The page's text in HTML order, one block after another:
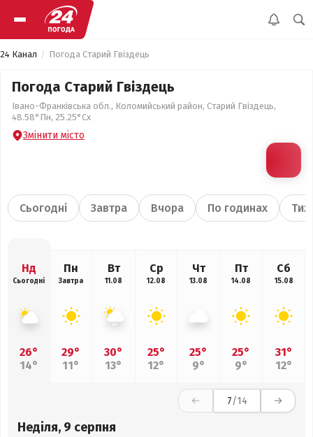
24 Канал Погода Старий Гвіздець
Погода Старий Гвіздець
Івано-Франківська обл., Коломийський район, Старий Гвіздець,
48.58°Пн, 25.25°Сх
Змінити місто
Сьогодні Завтра Вчора По годинах
Нд
Сьогодні
26°
14°
Пн
Завтра
29°
11°
Вт
11.08
30°
13°
Ср
12.08
25°
12°
Чт
13.08
25°
9°
Пт
14.08
25°
9°
Сб
15.08
31°
12°
7/14
Неділя, 9 серпня